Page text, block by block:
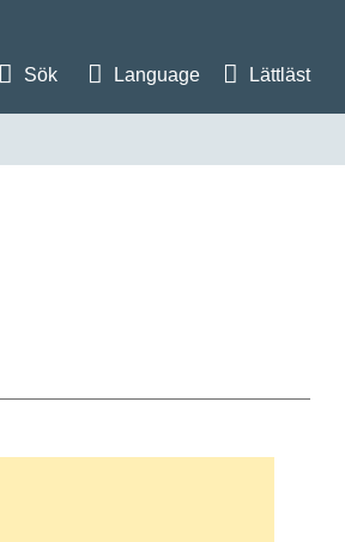
Sök Language Lättläst